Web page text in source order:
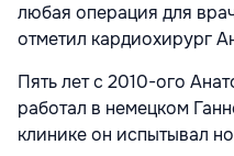
любая операция для
отметил кардиохирург
Пять лет с 2010-ого
работал в немецком
клинике он испытывал